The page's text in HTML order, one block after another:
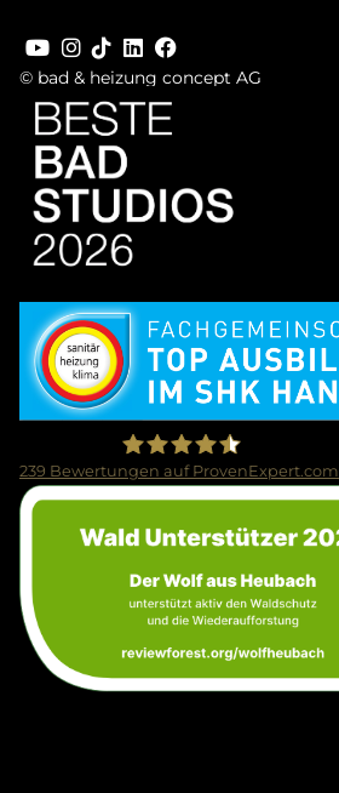
© bad & heizung concept AG
239 Bewertungen auf ProvenExpert.com
Bild